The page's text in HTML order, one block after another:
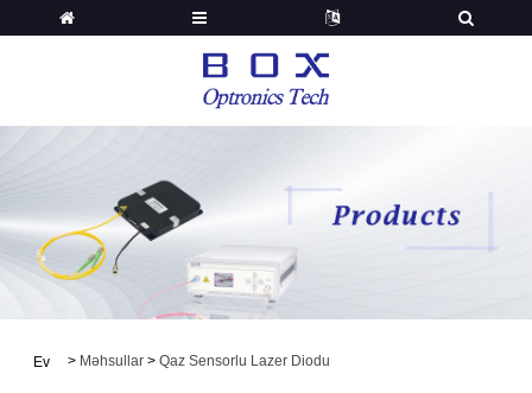
Ev > Məhsullar > Qaz Sensorlu Lazer Diodu